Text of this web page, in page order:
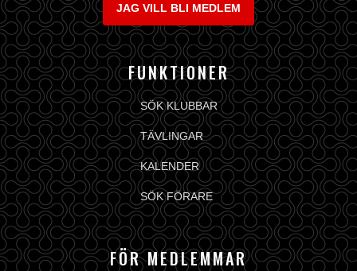
JAG VILL BLI MEDLEM
FUNKTIONER
SÖK KLUBBAR
TÄVLINGAR
KALENDER
SÖK FÖRARE
FÖR MEDLEMMAR